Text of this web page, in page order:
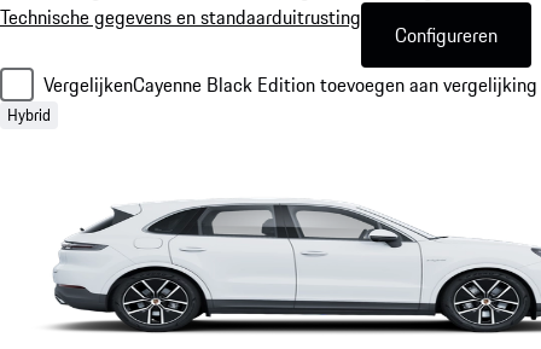
Technische gegevens en standaarduitrusting
Configureren
VergelijkenCayenne Black Edition toevoegen aan vergelijking
Hybrid